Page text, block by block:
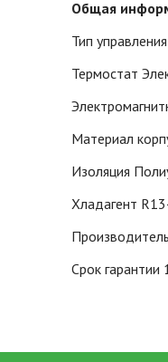
Общая
Тип
Термостат
Материал
Изоляция
Хладагент
Срок гарантии